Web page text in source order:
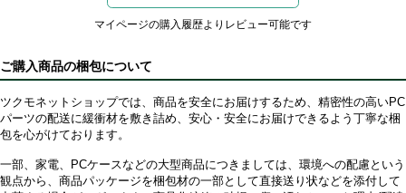
マイページの購入履歴よりレビュー可能です
ご購入商品の梱包について
ツクモネットショップでは、商品を安全にお届けするため、精密性の高いPC
パーツの配送に緩衝材を敷き詰め、安心・安全にお届けできるよう丁寧な梱
包を心がけております。
一部、家電、PCケースなどの大型商品につきましては、環境への配慮という
観点から、商品パッケージを梱包材の一部として直接送り状などを添付して